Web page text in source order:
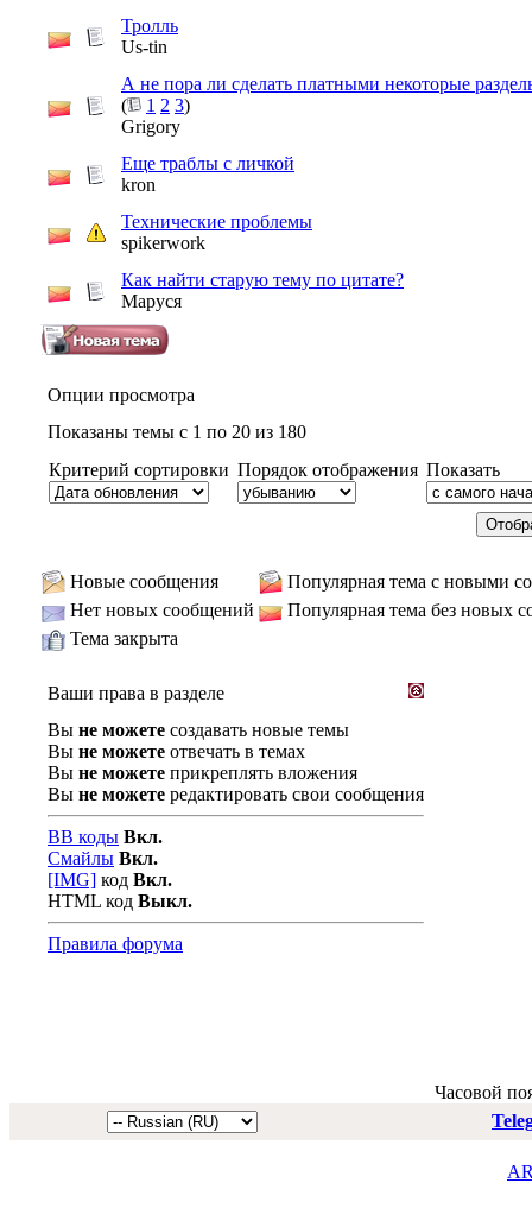
Тролль
Us-tin
А не пора ли сделать платными некоторые
(
1 2 3)
Grigory
Еще траблы с личкой
kron
Технические проблемы
spikerwork
Как найти старую тему по цитате?
Маруся
Опции просмотра
Показаны темы с 1 по 20 из 180
Критерий сортировки Порядок отображения Показать
Новые сообщения
Популярная тема с новыми
Нет новых сообщений
Популярная тема без новых
Тема закрыта
Ваши права в разделе
Вы не можете создавать новые темы
Вы не можете отвечать в темах
Вы не можете прикреплять вложения
Вы не можете редактировать свои сообщения
BB коды Вкл.
Смайлы Вкл.
[IMG] код Вкл.
HTML код Выкл.
Правила форума
Часовой